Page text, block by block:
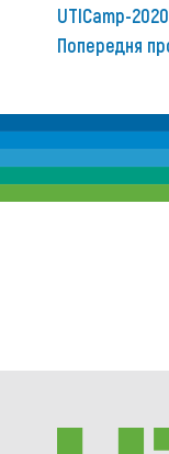
UTICamp-
Попередня